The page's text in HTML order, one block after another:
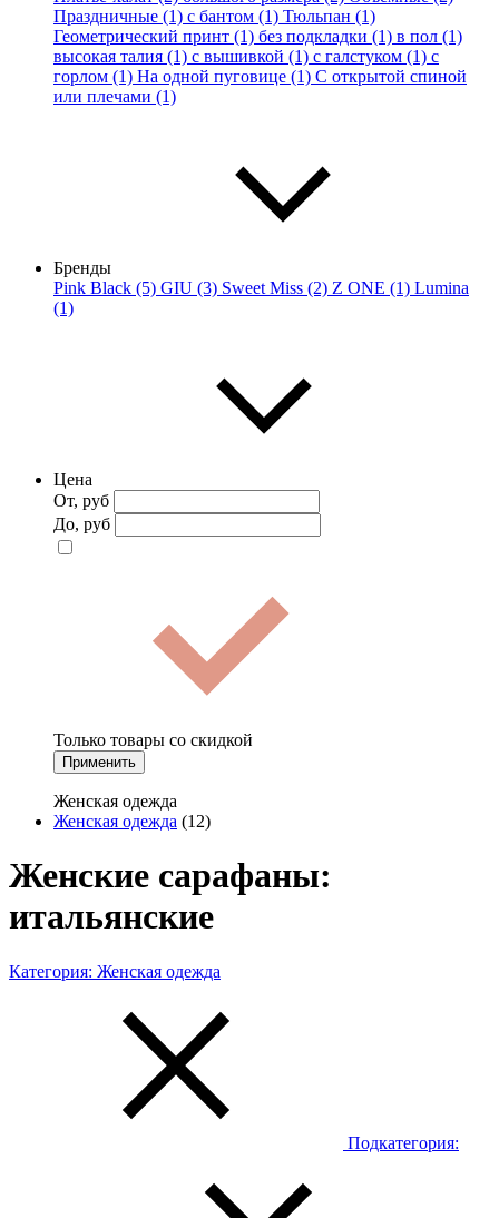
Праздничные (1) с бантом (1) Тюльпан (1)
Геометрический принт (1) без подкладки (1) в пол (1)
высокая талия (1) с вышивкой (1) с галстуком (1) с
горлом (1) На одной пуговице (1) С открытой спиной
или плечами (1)
Бренды
Pink Black (5) GIU (3) Sweet Miss (2) Z ONE (1) Lumina
(1)
Цена
От, руб
До, руб
Только товары со скидкой
Применить
Женская одежда
Женская одежда (12)
Женские сарафаны:
итальянские
Категория: Женская одежда
Подкатегория: